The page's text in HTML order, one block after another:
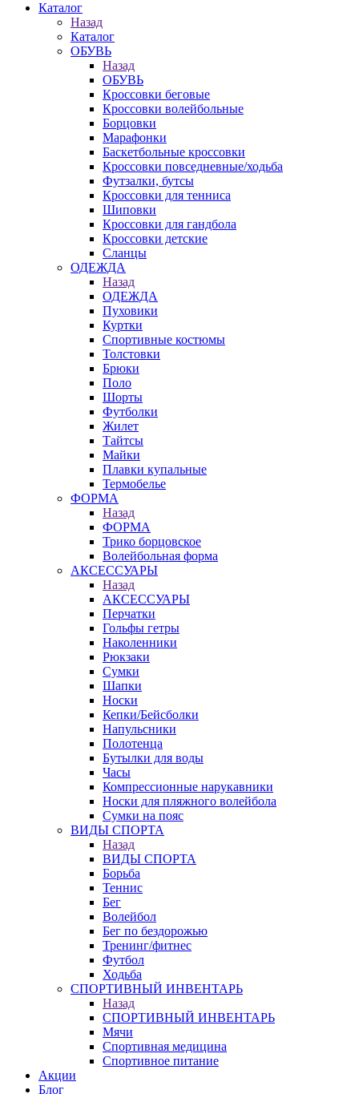
Каталог
Назад
Каталог
ОБУВЬ
Назад
ОБУВЬ
Кроссовки беговые
Кроссовки волейбольные
Борцовки
Марафонки
Баскетбольные кроссовки
Кроссовки повседневные/ходьба
Футзалки, бутсы
Кроссовки для тенниса
Шиповки
Кроссовки для гандбола
Кроссовки детские
Сланцы
ОДЕЖДА
Назад
ОДЕЖДА
Пуховики
Куртки
Спортивные костюмы
Толстовки
Брюки
Поло
Шорты
Футболки
Жилет
Тайтсы
Майки
Плавки купальные
Термобелье
ФОРМА
Назад
ФОРМА
Трико борцовское
Волейбольная форма
АКСЕССУАРЫ
Назад
АКСЕССУАРЫ
Перчатки
Гольфы гетры
Наколенники
Рюкзаки
Сумки
Шапки
Носки
Кепки/Бейсболки
Напульсники
Полотенца
Бутылки для воды
Часы
Компрессионные нарукавники
Носки для пляжного волейбола
Сумки на пояс
ВИДЫ СПОРТА
Назад
ВИДЫ СПОРТА
Борьба
Теннис
Бег
Волейбол
Бег по бездорожью
Тренинг/фитнес
Футбол
Ходьба
СПОРТИВНЫЙ ИНВЕНТАРЬ
Назад
СПОРТИВНЫЙ ИНВЕНТАРЬ
Мячи
Спортивная медицина
Спортивное питание
Акции
Блог